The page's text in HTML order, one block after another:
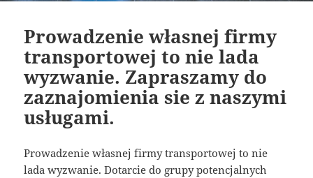
Prowadzenie własnej firmy
transportowej to nie lada
wyzwanie. Zapraszamy do
zaznajomienia sie z naszymi
usługami.
Prowadzenie własnej firmy transportowej to nie
lada wyzwanie. Dotarcie do grupy potencjalnych